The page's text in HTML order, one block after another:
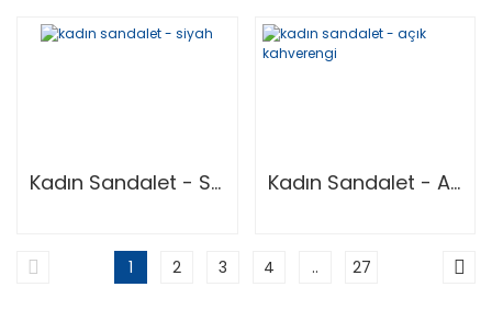
Kadın Sandalet - Siyah Kadın Sandalet - Açık Kahverengi
1 2 3 4 .. 27